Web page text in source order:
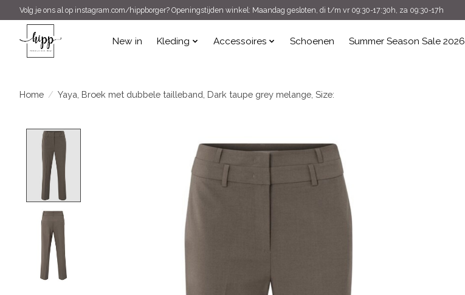
Volg je ons al op instagram.com/hippborger? Openingstijden winkel: Maandag gesloten, di t/m vr 09:30-17:30h, za 09:30-17h
New in Kleding Accessoires Schoenen Summer Season Sale 2026
Home / Yaya, Broek met dubbele tailleband, Dark taupe grey melange, Size: